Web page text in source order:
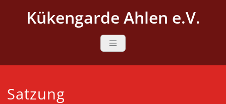
Kükengarde Ahlen e.V.
Satzung